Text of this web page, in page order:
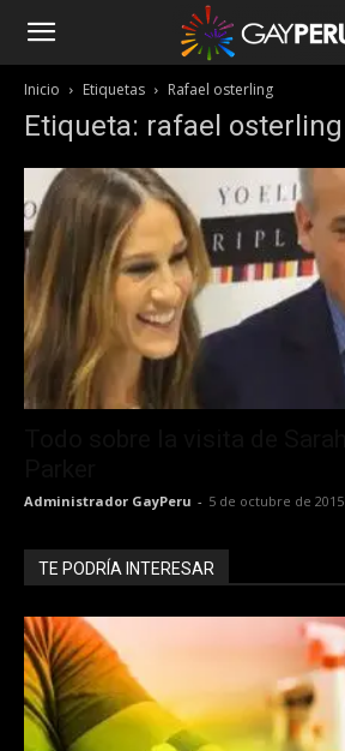
Inicio Etiquetas Rafael osterling
Etiqueta: rafael osterling
Administrador GayPeru - 5 de octubre de 2015
TE PODRÍA INTERESAR